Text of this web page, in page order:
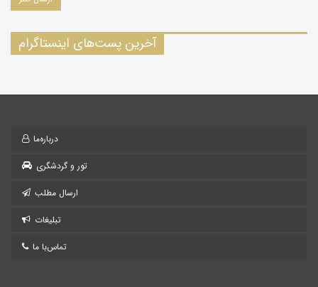
آخرین پست‌های اینستاگرام
درباره‌ما
تور و گردشگری
ارسال مطلب
تبلیغات
تماس‌با ما